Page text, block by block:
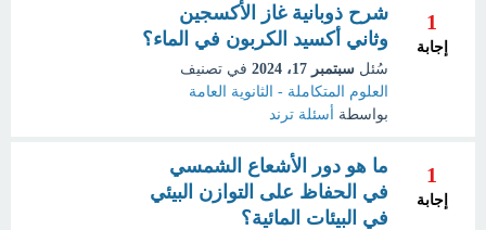
1
إجابة
شرح ذوبانية غاز الأكسجين
وثاني أكسيد الكربون في الماء؟
سُئل سبتمبر 17، 2024
في تصنيف
العلوم المتكاملة - الثانوية العامة
بواسطة
أسئلة ترند
1
إجابة
ما هو دور الأشعاع الشمسي
في الحفاظ على التوازن البيئي
في البيئات المائية؟